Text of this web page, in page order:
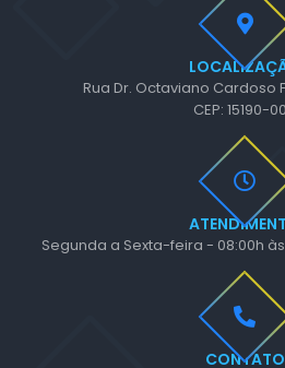
Rua Dr. Octaviano Cardoso
CEP: 15190-
CONTATO
Segunda a Sexta-feira - 08:00h às